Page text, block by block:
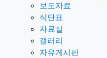
보도자료
식단표
자료실
갤러리
자유게시판